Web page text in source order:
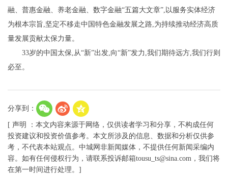
融、普惠金融、养老金融、数字金融“五篇大文章”,以服务实体经济
为根本宗旨,坚定不移走中国特色金融发展之路,为持续推动经济高质
量发展贡献太保力量。
33岁的中国太保,从“新”出发,向“新”发力,我们期待远方,我们行则
必至。
分享到：
[ 声明 ：本文内容来源于网络，仅供读者学习和分享，不构成任何
投资建议和投资价值参考。本文所涉及的信息、数据和分析仅供参
考，不代表本站观点。中城网非新闻媒体，不提供任何新闻采编内
容。如有任何侵权行为，请联系投诉邮箱tousu_ts@sina.com，我们将
在第一时间进行处理。]